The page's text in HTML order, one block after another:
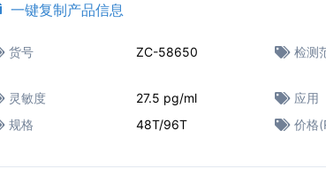
一键复制产品信息
货号 ZC-58650 检测
灵敏度
27.5 pg/ml 应用
规格
48T/96T 价格